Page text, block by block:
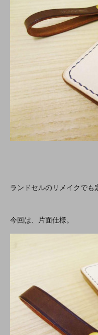
ランドセルのリメイクでも
今回は、片面仕様。